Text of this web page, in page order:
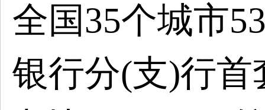
全国35个城市
银行分(支)行